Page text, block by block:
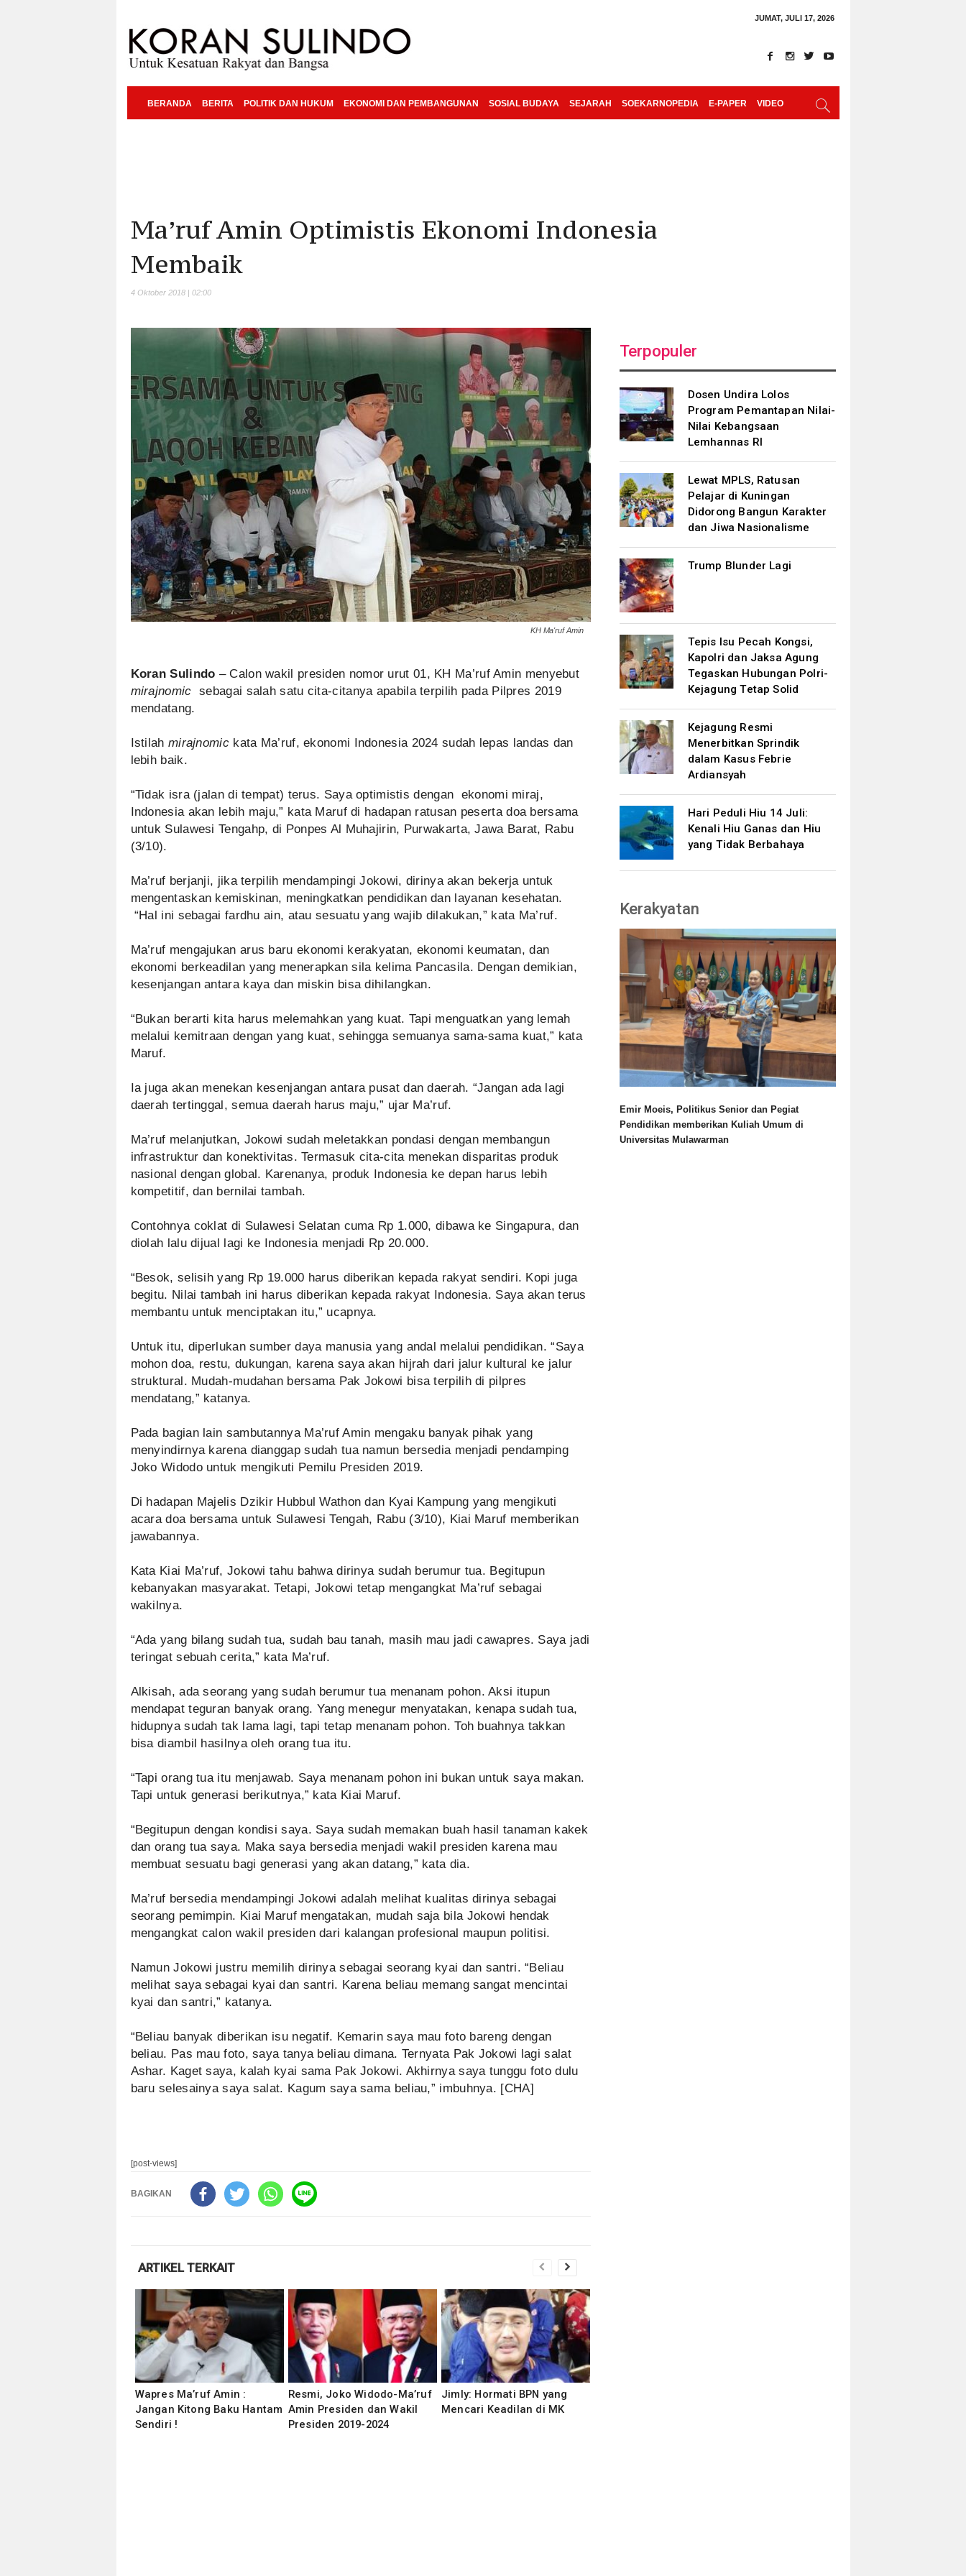
JUMAT, JULI 17, 2026
BERANDA BERITA POLITIK DAN HUKUM EKONOMI DAN PEMBANGUNAN SOSIAL BUDAYA SEJARAH SOEKARNOPEDIA E-PAPER VIDEO
Ma’ruf Amin Optimistis Ekonomi Indonesia
Membaik
4 Oktober 2018 | 02:00
KH Ma'ruf Amin
Koran Sulindo – Calon wakil presiden nomor urut 01, KH Ma’ruf Amin menyebut
mirajnomic sebagai salah satu cita-citanya apabila terpilih pada Pilpres 2019
mendatang.
Istilah mirajnomickata Ma’ruf, ekonomi Indonesia 2024 sudah lepas landas dan
lebih baik.
“‎Tidak isra (jalan di tempat) terus. Saya optimistis dengan ekonomi miraj,
Indonesia akan lebih maju,” kata Maruf di hadapan ratusan peserta doa bersama
untuk Sulawesi Tengahp, di Ponpes Al Muhajirin, Purwakarta, Jawa Barat, Rabu
(3/10).
Ma’ruf berjanji, jika terpilih mendampingi Jokowi, dirinya akan bekerja untuk
mengentaskan kemiskinan, meningkatkan pendidikan dan layanan kesehatan.
“Hal ini sebagai fardhu ain, atau sesuatu yang wajib dilakukan,” kata Ma’ruf.
Ma’ruf mengajukan arus baru ekonomi kerakyatan, ekonomi keumatan, dan
ekonomi berkeadilan yang menerapkan sila kelima Pancasila. Dengan demikian,
kesenjangan antara kaya dan miskin bisa dihilangkan.
“Bukan berarti kita harus melemahkan yang kuat. Tapi menguatkan yang lemah
melalui kemitraan dengan yang kuat, sehingga semuanya sama-sama kuat,” kata
Maruf.
Ia juga akan menekan kesenjangan antara pusat dan daerah. “Jangan ada lagi
daerah tertinggal, semua daerah harus maju,” ujar Ma’ruf.
Ma’ruf melanjutkan, Jokowi sudah meletakkan pondasi dengan membangun
infrastruktur dan konektivitas. Termasuk cita-cita menekan disparitas produk
nasional dengan global. Karenanya, produk Indonesia ke depan harus lebih
kompetitif, dan bernilai tambah.
Contohnya coklat di Sulawesi Selatan cuma Rp 1.000, dibawa ke Singapura, dan
diolah lalu dijual lagi ke Indonesia menjadi Rp 20.000.
“Besok, selisih yang Rp 19.000 harus diberikan kepada rakyat sendiri.‎ Kopi juga
begitu. Nilai tambah ini harus diberikan kepada rakyat Indonesia. Saya akan terus
membantu untuk menciptakan itu,” ucapnya.
Untuk itu, diperlukan sumber daya manusia yang andal melalui pendidikan. “Saya
mohon doa, restu, dukungan, karena saya akan hijrah dari jalur kultural ke jalur
struktural. Mudah-mudahan bersama Pak Jokowi bisa terpilih di pilpres
mendatang,” katanya.
Pada bagian lain sambutannya Ma’ruf Amin mengaku banyak pihak yang
menyindirnya karena dianggap sudah tua namun bersedia menjadi pendamping
Joko Widodo untuk mengikuti Pemilu Presiden 2019.
Di hadapan Majelis Dzikir Hubbul Wathon dan Kyai Kampung yang mengikuti
acara doa bersama untuk Sulawesi Tengah, Rabu (3/10), Kiai Maruf memberikan
jawabannya.
Kata Kiai Ma’ruf, Jokowi tahu bahwa dirinya sudah berumur tua. Begitupun
kebanyakan masyarakat. Tetapi, Jokowi tetap mengangkat Ma’ruf sebagai
wakilnya.
“Ada yang bilang sudah tua, sudah bau tanah, masih mau jadi cawapres. Saya jadi
teringat sebuah cerita,” kata Ma’ruf.
Alkisah, ada seorang yang sudah berumur tua menanam pohon. Aksi itupun
mendapat teguran banyak orang. Yang menegur menyatakan, kenapa sudah tua,
hidupnya sudah tak lama lagi, tapi tetap menanam pohon. Toh buahnya takkan
bisa diambil hasilnya oleh orang tua itu.
“Tapi orang tua itu menjawab. Saya menanam pohon ini bukan untuk saya makan.
Tapi untuk generasi berikutnya,” kata Kiai Maruf.
“Begitupun dengan kondisi saya. Saya sudah memakan buah hasil tanaman kakek
dan orang tua saya. Maka saya bersedia menjadi wakil presiden karena mau
membuat sesuatu bagi generasi yang akan datang,” kata dia.
‎Ma’ruf bersedia mendampingi Jokowi adalah melihat kualitas dirinya sebagai
seorang pemimpin. Kiai Maruf mengatakan, mudah saja bila Jokowi hendak
mengangkat calon wakil presiden dari kalangan profesional maupun politisi.
Namun Jokowi justru memilih dirinya sebagai seorang kyai dan santri. “Beliau
melihat saya sebagai kyai dan santri. Karena beliau memang sangat mencintai
kyai dan santri,” katanya.
“Beliau banyak diberikan isu negatif. Kemarin saya mau foto bareng dengan
beliau. Pas mau foto, saya tanya beliau dimana. Ternyata Pak Jokowi lagi salat
Ashar. Kaget saya, kalah kyai sama Pak Jokowi. Akhirnya saya tunggu foto dulu
baru selesainya saya salat. Kagum saya sama beliau,” imbuhnya. [CHA]
[post-views]
BAGIKAN
ARTIKEL TERKAIT
Wapres Ma’ruf Amin :
Jangan Kitong Baku Hantam
Sendiri !
Resmi, Joko Widodo-Ma’ruf
Amin Presiden dan Wakil
Presiden 2019-2024
Jimly: Hormati BPN yang
Mencari Keadilan di MK
Terpopuler
Dosen Undira Lolos
Program Pemantapan Nilai-
Nilai Kebangsaan
Lemhannas RI
Lewat MPLS, Ratusan
Pelajar di Kuningan
Didorong Bangun Karakter
dan Jiwa Nasionalisme
Trump Blunder Lagi
Tepis Isu Pecah Kongsi,
Kapolri dan Jaksa Agung
Tegaskan Hubungan Polri-
Kejagung Tetap Solid
Kejagung Resmi
Menerbitkan Sprindik
dalam Kasus Febrie
Ardiansyah
Hari Peduli Hiu 14 Juli:
Kenali Hiu Ganas dan Hiu
yang Tidak Berbahaya
Kerakyatan
Emir Moeis, Politikus Senior dan Pegiat
Pendidikan memberikan Kuliah Umum di
Universitas Mulawarman